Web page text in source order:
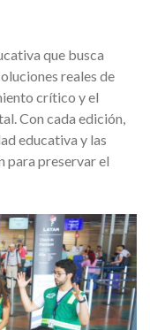
que busca
reales de
crítico y el
Con cada edición,
educativa y las
para preservar el